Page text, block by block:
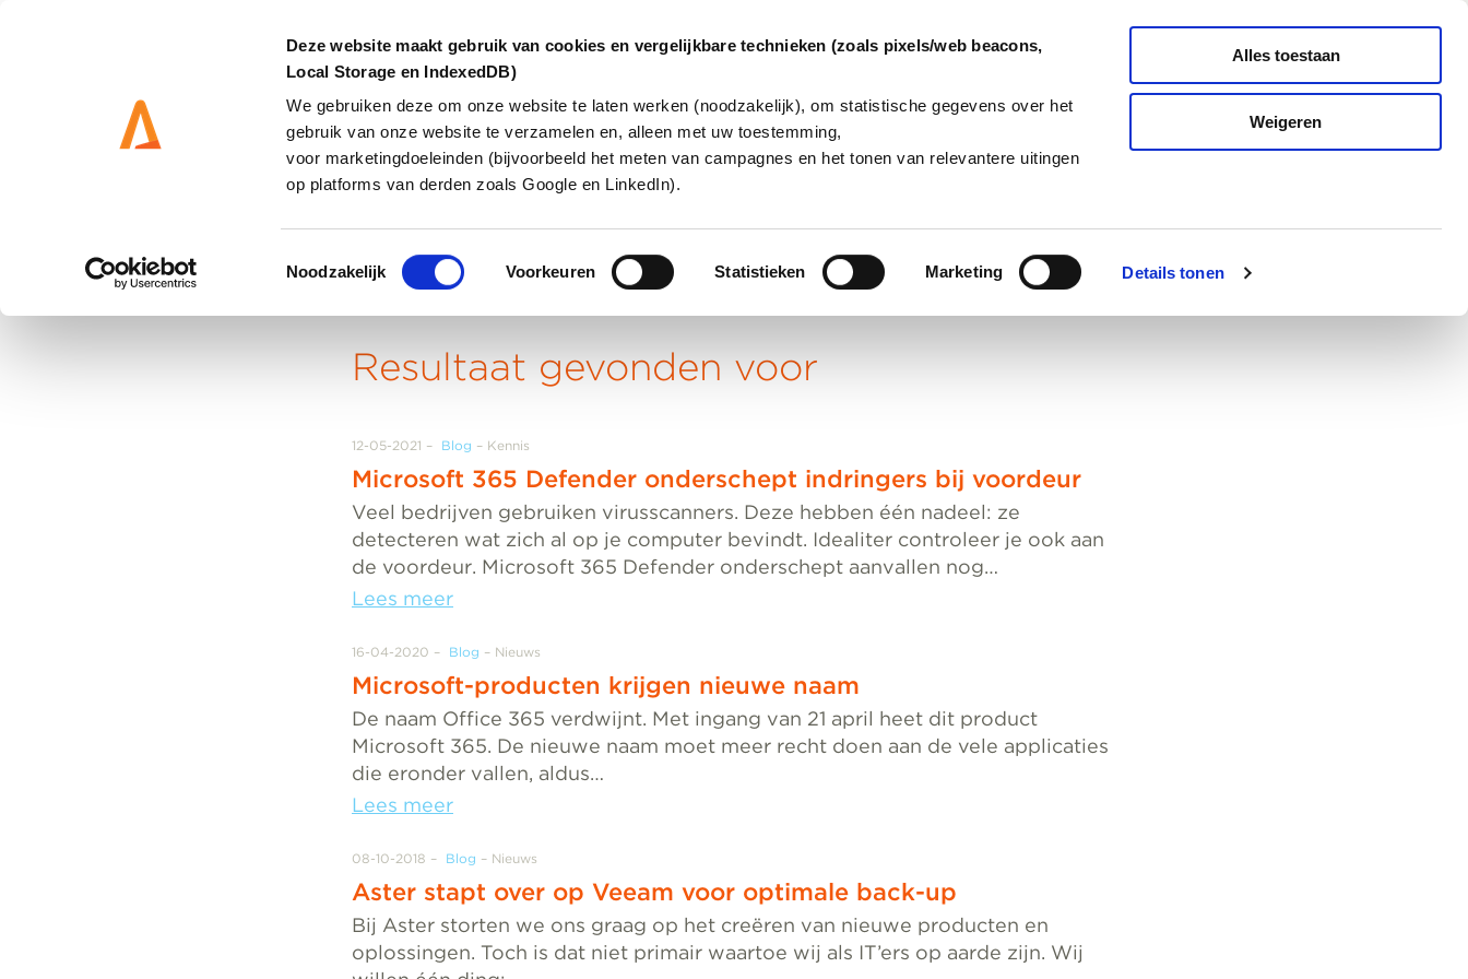
Deze website maakt gebruik van cookies en vergelijkbare technieken (zoals pixels/web beacons,
Local Storage en IndexedDB)
We gebruiken deze om onze website te laten werken (noodzakelijk), om statistische gegevens over het
gebruik van onze website te verzamelen en, alleen met uw toestemming,
voor marketingdoeleinden (bijvoorbeeld het meten van campagnes en het tonen van relevantere uitingen
op platforms van derden zoals Google en LinkedIn).
Toestemmingsselectie
Noodzakelijk Voorkeuren Statistieken Marketing Details tonen
Alles toestaan
Weigeren
ONDERHOUD
MELD TICKET
DIENSTEN OPLOSSINGEN OVER ONS KLANTCASES BLOG CAREERS
Resultaat gevonden voor
12-05-2021 Blog Kennis
Microsoft 365 Defender onderschept indringers bij voordeur
Veel bedrijven gebruiken virusscanners. Deze hebben één nadeel: ze
detecteren wat zich al op je computer bevindt. Idealiter controleer je ook aan
de voordeur. Microsoft 365 Defender onderschept aanvallen nog…
Lees meer
16-04-2020 Blog Nieuws
Microsoft-producten krijgen nieuwe naam
De naam Office 365 verdwijnt. Met ingang van 21 april heet dit product
Microsoft 365. De nieuwe naam moet meer recht doen aan de vele applicaties
die eronder vallen, aldus…
Lees meer
08-10-2018 Blog Nieuws
Aster stapt over op Veeam voor optimale back-up
Bij Aster storten we ons graag op het creëren van nieuwe producten en
oplossingen. Toch is dat niet primair waartoe wij als IT’ers op aarde zijn. Wij